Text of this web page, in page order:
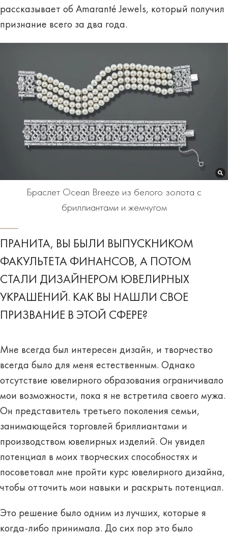
рассказывает об Amaranté Jewels, который получил
признание всего за два года.
Браслет Ocean Breeze из белого золота с
бриллиантами и жемчугом
ПРАНИТА, ВЫ БЫЛИ ВЫПУСКНИКОМ
ФАКУЛЬТЕТА ФИНАНСОВ, А ПОТОМ
СТАЛИ ДИЗАЙНЕРОМ ЮВЕЛИРНЫХ
УКРАШЕНИЙ. КАК ВЫ НАШЛИ СВОЕ
ПРИЗВАНИЕ В ЭТОЙ СФЕРЕ?
Мне всегда был интересен дизайн, и творчество
всегда было для меня естественным. Однако
отсутствие ювелирного образования ограничивало
мои возможности, пока я не встретила своего мужа.
Он представитель третьего поколения семьи,
занимающейся торговлей бриллиантами и
производством ювелирных изделий. Он увидел
потенциал в моих творческих способностях и
посоветовал мне пройти курс ювелирного дизайна,
чтобы отточить мои навыки и раскрыть потенциал.
Это решение было одним из лучших, которые я
когда-либо принимала. До сих пор это было